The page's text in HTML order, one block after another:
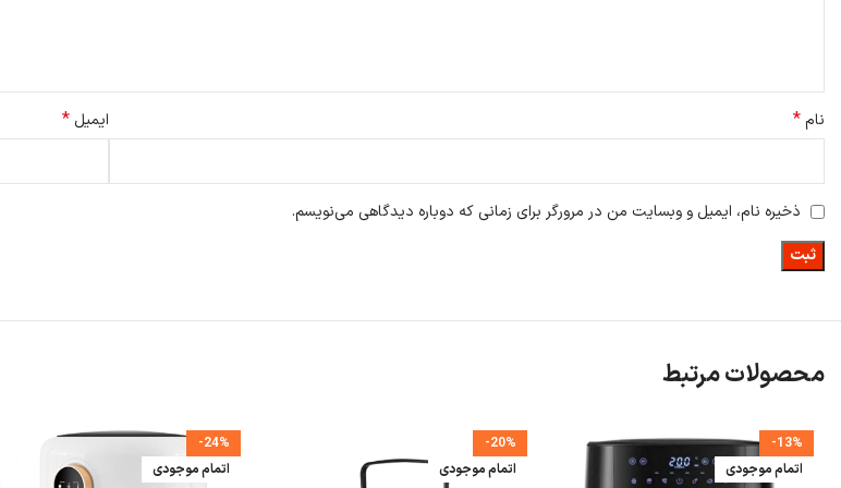
نام* ایمیل *
ذخیره نام، ایمیل و وبسایت من در مرورگر برای زمانی که دوباره دیدگاهی می‌نویسم.
محصولات مرتبط
-13%
اتمام موجودی
-20%
اتمام موجودی
-24%
اتمام موجودی